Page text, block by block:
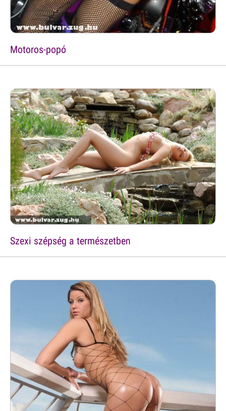
Motoros-popó
Szexi szépség a természetben